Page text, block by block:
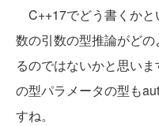
C++17でどう書くかと
数の引数の型推論がど
るのではないかと思い
の型パラメータの型も
すね。